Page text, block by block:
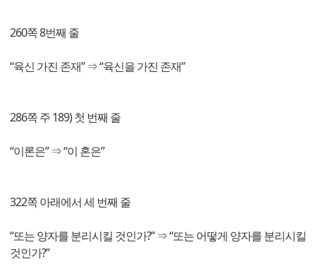
260쪽 8번째 줄
“육신 가진 존재” ⇒ “육신을 가진 존재”
286쪽 주 189) 첫 번째 줄
“이론은” ⇒ “이 혼은”
322쪽 아래에서 세 번째 줄
“또는 양자를 분리시킬 것인가?” ⇒ “또는 어떻게 양자를 분리시킬
것인가?”